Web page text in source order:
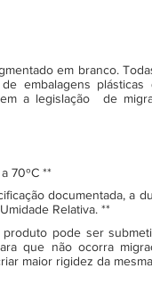
em branco.
embalagens
a legislação de
70ºC **
documentada, a
Relativa. **
produto pode ser
que não ocorra
maior rigidez da